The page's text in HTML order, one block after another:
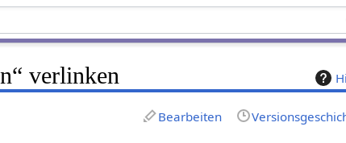
verlinken
Bearbeiten